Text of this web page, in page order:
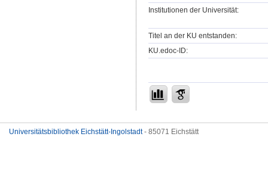
Institutionen der Universität:
Titel an der KU entstanden:
KU.edoc-ID:
Universitätsbibliothek Eichstätt-Ingolstadt- 85071 Eichstätt